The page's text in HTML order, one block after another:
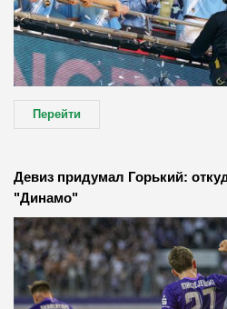
Перейти
Девиз придумал Горький:
"Динамо"